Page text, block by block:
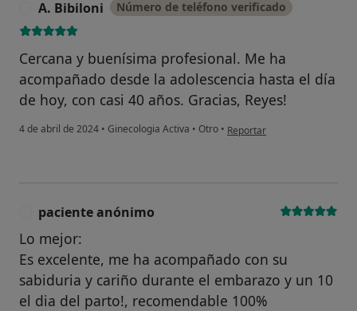
A. Bibiloni Número de teléfono verificado
Cercana y buenísima profesional. Me ha
acompañado desde la adolescencia hasta el día
de hoy, con casi 40 años. Gracias, Reyes!
4 de abril de 2024 • Ginecologia Activa • Otro • en opinión del usuario A.
Reportar
paciente anónimo
Lo mejor:
Es excelente, me ha acompañado con su
sabiduria y cariño durante el embarazo y un 10
el dia del parto!, recomendable 100%